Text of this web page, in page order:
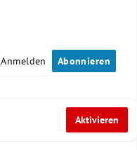
Anmelden Abonnieren
Aktivieren